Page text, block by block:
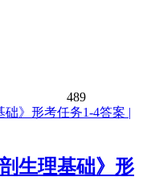
489
生理基础》形